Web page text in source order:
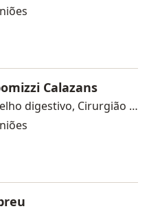
Calazans
Cirurgião do aparelho digestivo, Cirurgião geral